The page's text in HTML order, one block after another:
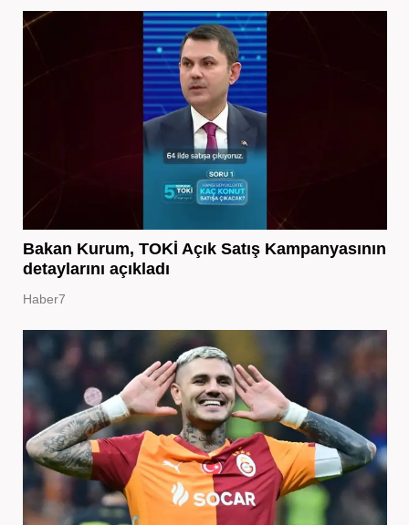
Bakan Kurum, TOKİ Açık Satış Kampanyasının
detaylarını açıkladı
Haber7